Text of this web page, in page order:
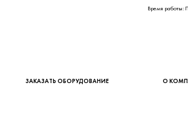
Время
ЗАКАЗАТЬ ОБОРУДОВАНИЕ О